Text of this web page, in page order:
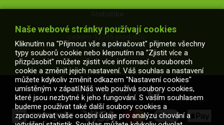
V obchodě je
celkem 53345 produktů,
z toho 7164 skladem.
2026 © AMD Netolický s.r.o.
Naše webové stránky používají cookies
Kliknutím na "Přijmout vše a pokračovat" přijmete všechny
typy souborů cookie nebo klepnutím na "Zjistit více a
přizpůsobit" můžete zjistit více informací o souborech
cookie a změnit jejich nastavení. Váš souhlas a nastavení
můžete kdykoliv změnit odkazem "Nastavení cookies"
umístěným v zápatí.Náš web používá soubory cookies,
které jsou nezbytné k jeho fungování. S vaším souhlasem
budeme používat také další soubory cookies a
zpracovávat vaše osobní údaje pro analýzu chování a